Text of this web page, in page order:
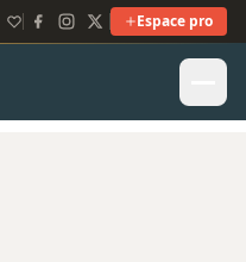
Espace pro